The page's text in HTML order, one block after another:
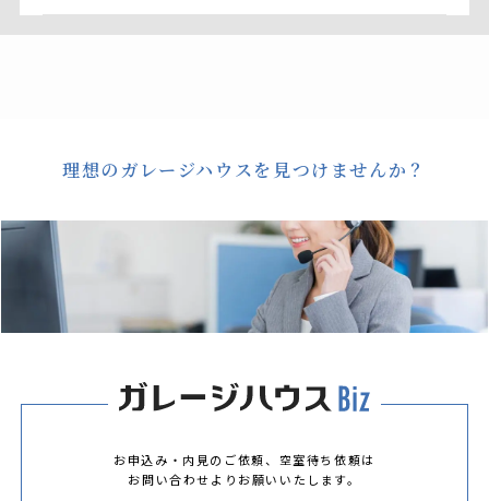
理想のガレージハウスを見つけませんか？
お申込み・内見のご依頼、空室待ち依頼は
お問い合わせよりお願いいたします。